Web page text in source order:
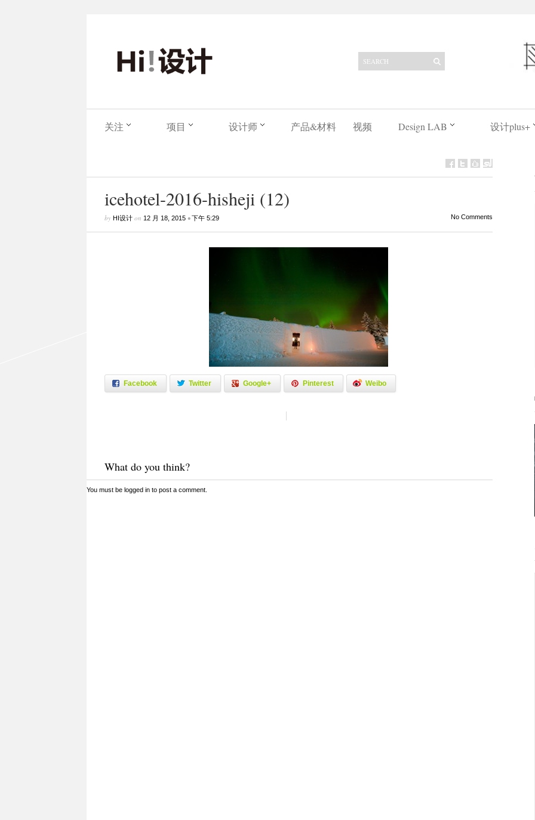
关注 项目 设计师 产品&材料 视频 Design LAB 设计plus+
icehotel-2016-hisheji (12)
by HI设计on 12 月 18, 2015•下午 5:29 No Comments
Facebook Twitter Google+ Pinterest Weibo
What do you think?
You must be logged into post a comment.